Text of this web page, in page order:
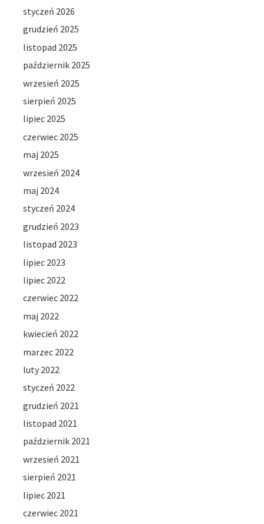
styczeń 2026
grudzień 2025
listopad 2025
październik 2025
wrzesień 2025
sierpień 2025
lipiec 2025
czerwiec 2025
maj 2025
wrzesień 2024
maj 2024
styczeń 2024
grudzień 2023
listopad 2023
lipiec 2023
lipiec 2022
czerwiec 2022
maj 2022
kwiecień 2022
marzec 2022
luty 2022
styczeń 2022
grudzień 2021
listopad 2021
październik 2021
wrzesień 2021
sierpień 2021
lipiec 2021
czerwiec 2021